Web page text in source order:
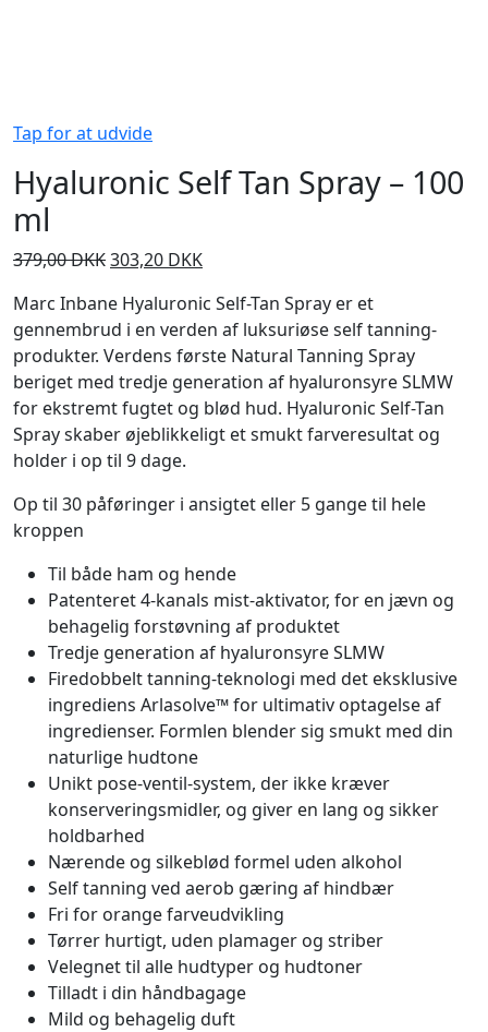
Tap for at udvide
Hyaluronic Self Tan Spray – 100
ml
379,00DKKDen
pris
var:
379,00 DKK.
303,20 DKKDen
pris
er:
303,20 DKK.
Marc Inbane Hyaluronic Self-Tan Spray er et
gennembrud i en verden af luksuriøse self tanning-
produkter. Verdens første Natural Tanning Spray
beriget med tredje generation af hyaluronsyre SLMW
for ekstremt fugtet og blød hud. Hyaluronic Self-Tan
Spray skaber øjeblikkeligt et smukt farveresultat og
holder i op til 9 dage.
Op til 30 påføringer i ansigtet eller 5 gange til hele
kroppen
Til både ham og hende
Patenteret 4-kanals mist-aktivator, for en jævn og
behagelig forstøvning af produktet
Tredje generation af hyaluronsyre SLMW
Firedobbelt tanning-teknologi med det eksklusive
ingrediens Arlasolve™ for ultimativ optagelse af
ingredienser. Formlen blender sig smukt med din
naturlige hudtone
Unikt pose-ventil-system, der ikke kræver
konserveringsmidler, og giver en lang og sikker
holdbarhed
Nærende og silkeblød formel uden alkohol
Self tanning ved aerob gæring af hindbær
Fri for orange farveudvikling
Tørrer hurtigt, uden plamager og striber
Velegnet til alle hudtyper og hudtoner
Tilladt i din håndbagage
Mild og behagelig duft